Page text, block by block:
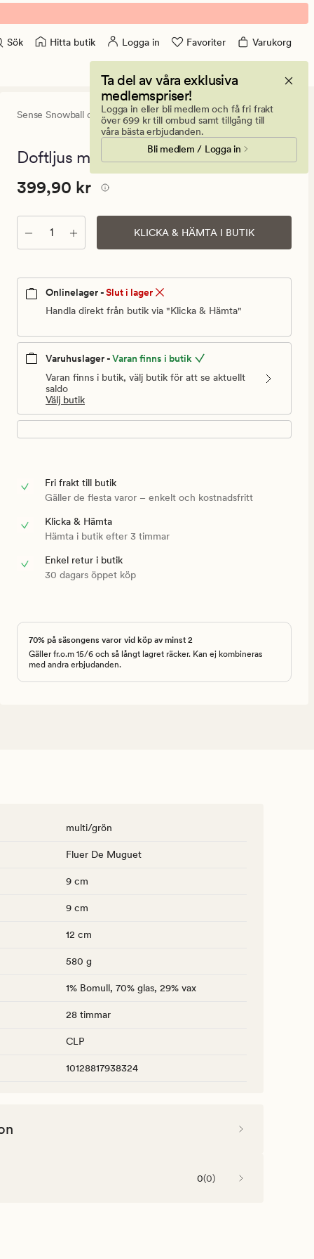
Sök Hitta butik Logga in Favoriter Varukorg
Ta del av våra exklusiva
medlemspriser!
Logga in eller bli medlem och få fri frakt
över 699 kr till ombud samt tillgång till
våra bästa erbjudanden.
Bli medlem / Logga in
Sense Snowball dome,Sense the Moment
0
med
betyg
0
Doftljus multi/grön - 165 g
Pris
399,90
kr.
Ordinarie
pris
kr
Pris 399,90 kr
399,90 kr
Antal KLICKA & HÄMTA I BUTIK
Onlinelager -Slut i lager
Handla direkt från butik via "Klicka & Hämta"
Varuhuslager -Varan finns i butik
Varan finns i butik, välj butik för att se aktuellt
saldo
Välj butik
Fri frakt till butik
Gäller de flesta varor – enkelt och kostnadsfritt
Klicka & Hämta
Hämta i butik efter 3 timmar
Enkel retur i butik
30 dagars öppet köp
70% på säsongens varor vid köp av minst 2
Gäller fr.o.m 15/6 och så långt lagret räcker. Kan ej kombineras
med andra erbjudanden.
multi/grön
Fluer De Muguet
9 cm
9 cm
12 cm
580 g
1% Bomull, 70% glas, 29% vax
28 timmar
CLP
10128817938324
0(0)